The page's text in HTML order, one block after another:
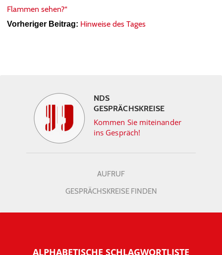
Flammen sehen?“
Vorheriger Beitrag: Hinweise des Tages
NDS
GESPRÄCHSKREISE
Kommen Sie miteinander
ins Gespräch!
AUFRUF
GESPRÄCHSKREISE FINDEN
ALPHABETISCHE SCHLAGWORTLISTE